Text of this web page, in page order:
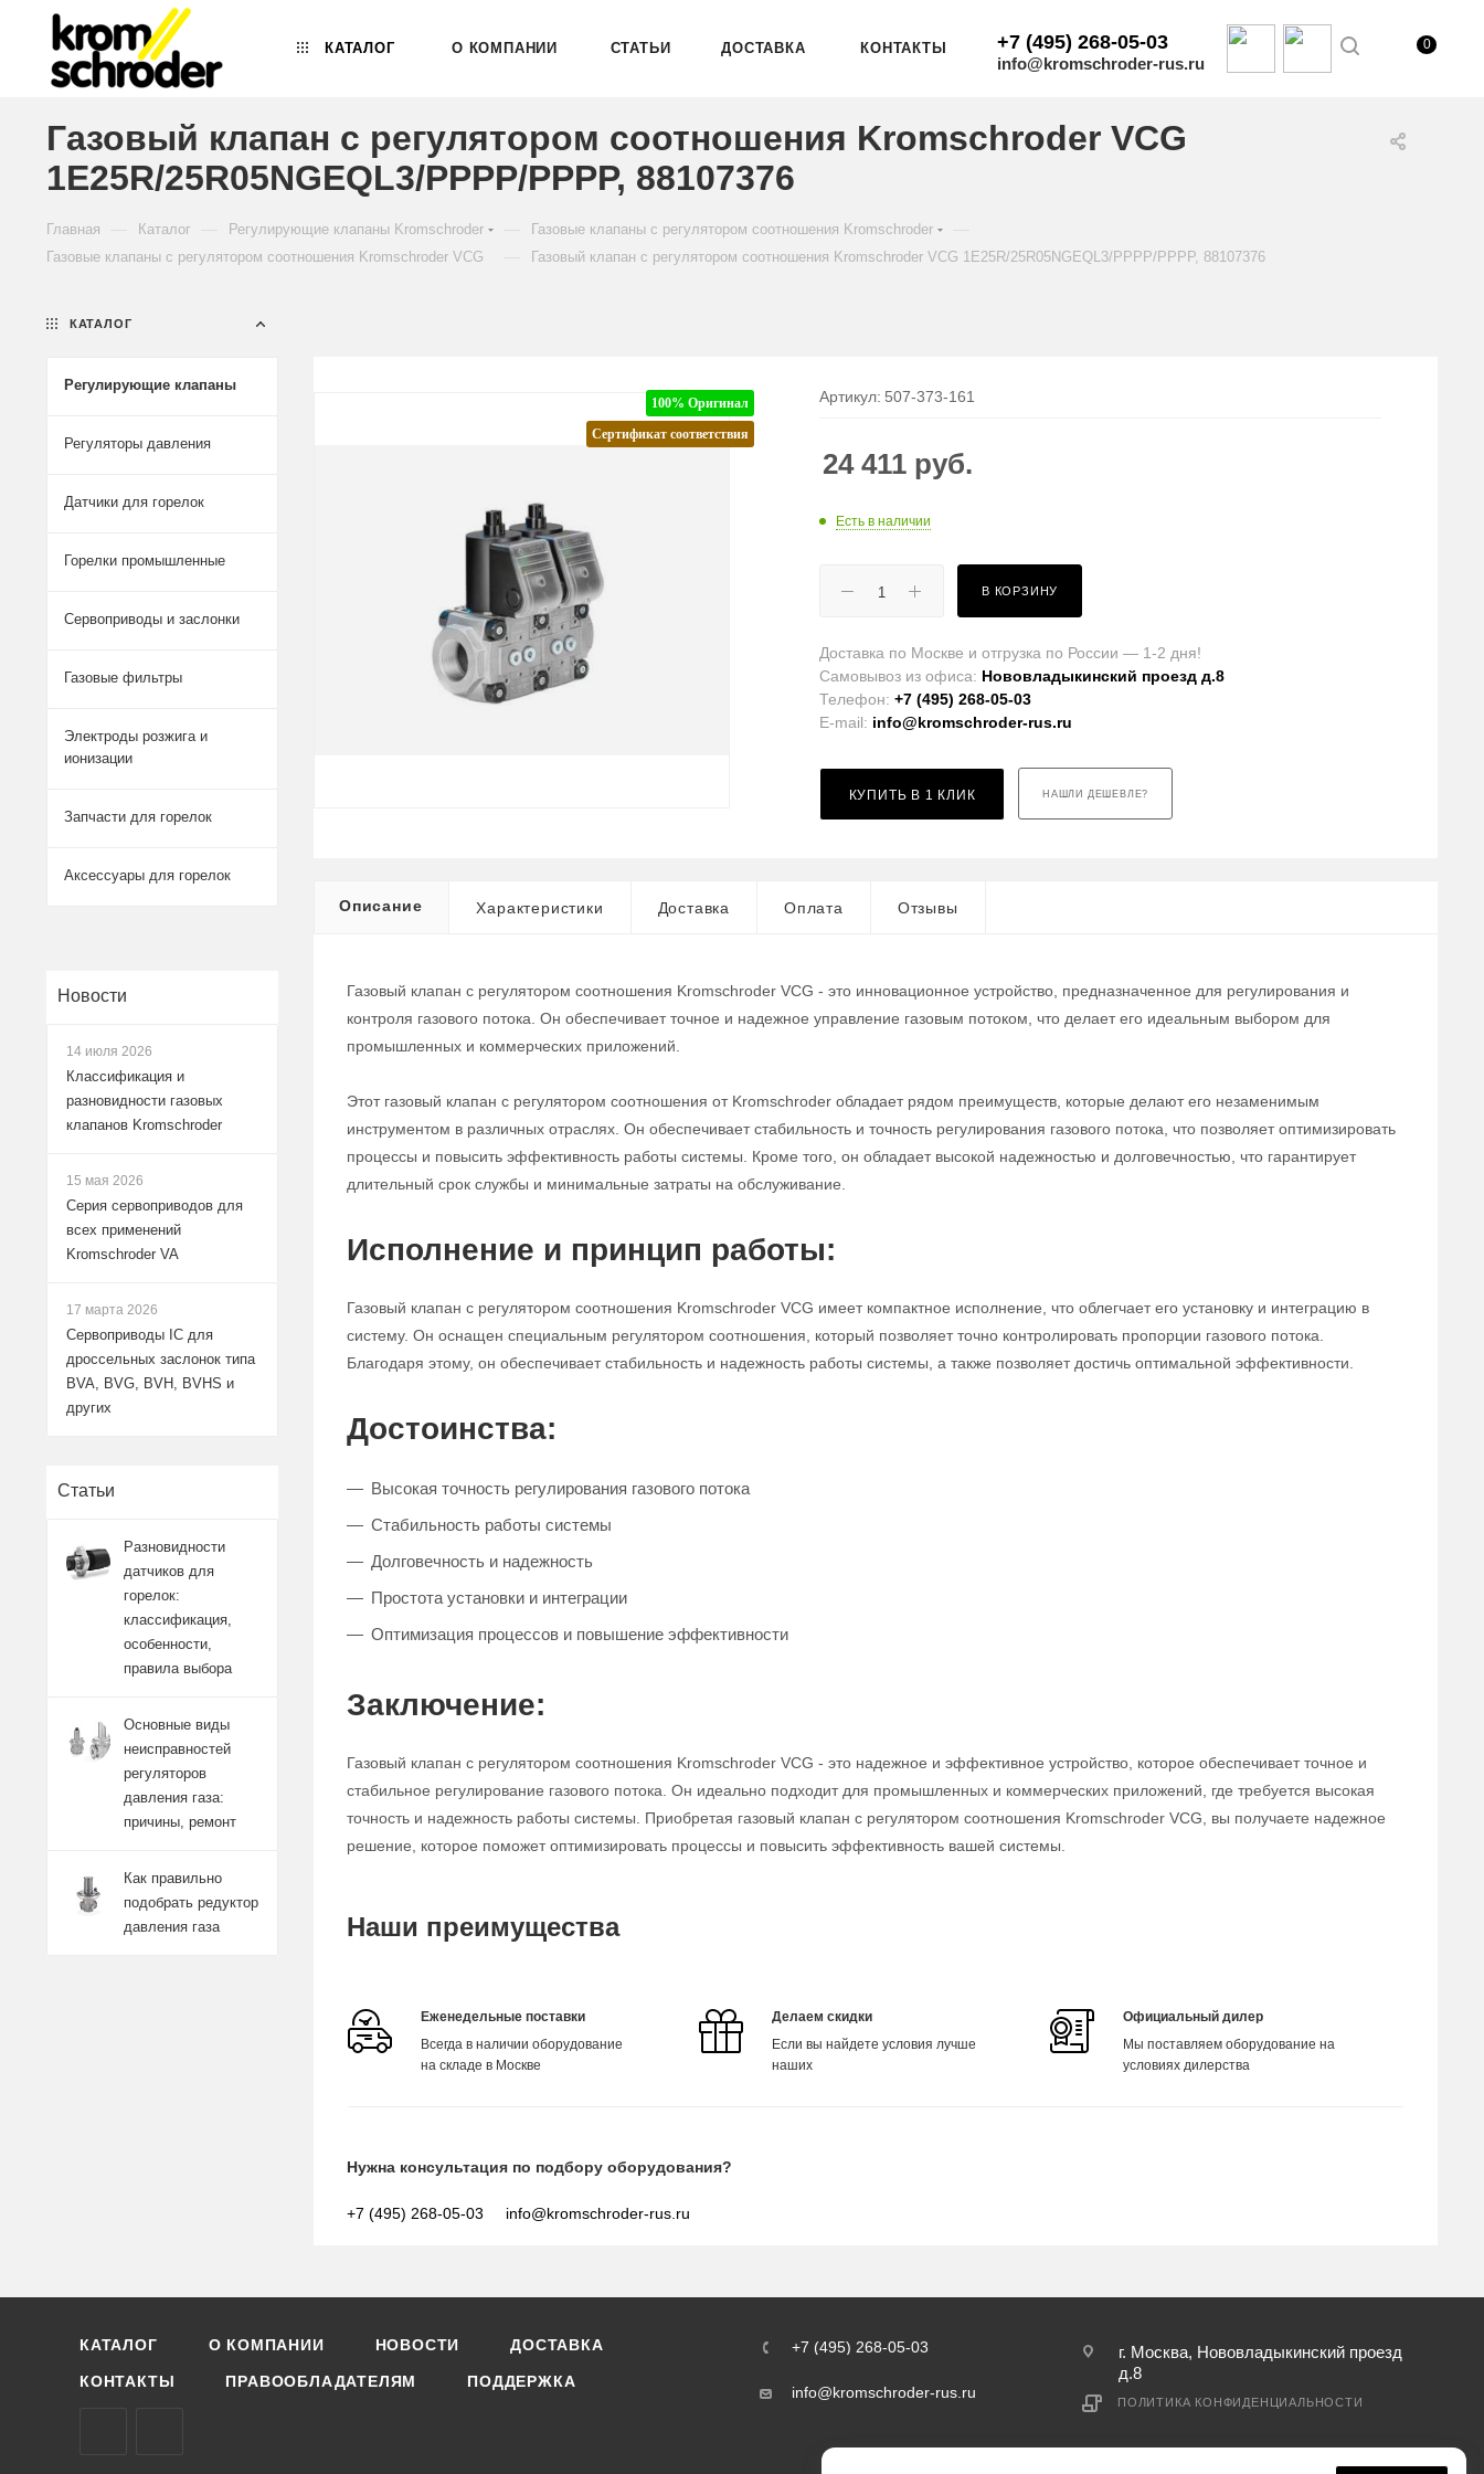
КАТАЛОГ О КОМПАНИИ СТАТЬИ ДОСТАВКА КОНТАКТЫ +7 (495) 268-05-03
info@kromschroder-rus.ru
0
Газовый клапан с регулятором соотношения Kromschroder VCG
1E25R/25R05NGEQL3/PPPP/PPPP, 88107376
Главная Каталог Регулирующие клапаны Kromschroder Газовые клапаны с регулятором соотношения Kromschroder
Газовые клапаны с регулятором соотношения Kromschroder VCG Газовый клапан с регулятором соотношения Kromschroder VCG 1E25R/25R05NGEQL3/PPPP/PPPP, 88107376
100% Оригинал
Сертификат соответствия
Артикул: 507-373-161
24 411 руб.
Есть в наличии
В КОРЗИНУ
Доставка по Москве и отгрузка по России — 1-2 дня!
Самовывоз из офиса: Нововладыкинский проезд д.8
Телефон:+7 (495) 268-05-03
E-mail: info@kromschroder-rus.ru
КУПИТЬ В 1 КЛИК НАШЛИ ДЕШЕВЛЕ?
Описание Характеристики Доставка Оплата Отзывы
Газовый клапан с регулятором соотношения Kromschroder VCG - это инновационное устройство, предназначенное для регулирования и
контроля газового потока. Он обеспечивает точное и надежное управление газовым потоком, что делает его идеальным выбором для
промышленных и коммерческих приложений.
Этот газовый клапан с регулятором соотношения от Kromschroder обладает рядом преимуществ, которые делают его незаменимым
инструментом в различных отраслях. Он обеспечивает стабильность и точность регулирования газового потока, что позволяет оптимизировать
процессы и повысить эффективность работы системы. Кроме того, он обладает высокой надежностью и долговечностью, что гарантирует
длительный срок службы и минимальные затраты на обслуживание.
Исполнение и принцип работы:
Газовый клапан с регулятором соотношения Kromschroder VCG имеет компактное исполнение, что облегчает его установку и интеграцию в
систему. Он оснащен специальным регулятором соотношения, который позволяет точно контролировать пропорции газового потока.
Благодаря этому, он обеспечивает стабильность и надежность работы системы, а также позволяет достичь оптимальной эффективности.
Достоинства:
Высокая точность регулирования газового потока
Стабильность работы системы
Долговечность и надежность
Простота установки и интеграции
Оптимизация процессов и повышение эффективности
Заключение:
Газовый клапан с регулятором соотношения Kromschroder VCG - это надежное и эффективное устройство, которое обеспечивает точное и
стабильное регулирование газового потока. Он идеально подходит для промышленных и коммерческих приложений, где требуется высокая
точность и надежность работы системы. Приобретая газовый клапан с регулятором соотношения Kromschroder VCG, вы получаете надежное
решение, которое поможет оптимизировать процессы и повысить эффективность вашей системы.
Наши преимущества
Еженедельные поставки
Всегда в наличии оборудование
на складе в Москве
Делаем скидки
Если вы найдете условия лучше
наших
Официальный дилер
Мы поставляем оборудование на
условиях дилерства
Нужна консультация по подбору оборудования?
+7 (495) 268-05-03 info@kromschroder-rus.ru
КАТАЛОГ
Регулирующие клапаны
Регуляторы давления
Датчики для горелок
Горелки промышленные
Сервоприводы и заслонки
Газовые фильтры
Электроды розжига и
ионизации
Запчасти для горелок
Аксессуары для горелок
Новости
14 июля 2026
Классификация и
разновидности газовых
клапанов Kromschroder
15 мая 2026
Серия сервоприводов для
всех применений
Kromschroder VA
17 марта 2026
Сервоприводы IC для
дроссельных заслонок типа
BVA, BVG, BVH, BVHS и
других
Статьи
Разновидности
датчиков для
горелок:
классификация,
особенности,
правила выбора
Основные виды
неисправностей
регуляторов
давления газа:
причины, ремонт
Как правильно
подобрать редуктор
давления газа
КАТАЛОГ О КОМПАНИИ НОВОСТИ ДОСТАВКА
КОНТАКТЫ ПРАВООБЛАДАТЕЛЯМ ПОДДЕРЖКА
+7 (495) 268-05-03
info@kromschroder-rus.ru
г. Москва, Нововладыкинский проезд
д.8
ПОЛИТИКА КОНФИДЕНЦИАЛЬНОСТИ